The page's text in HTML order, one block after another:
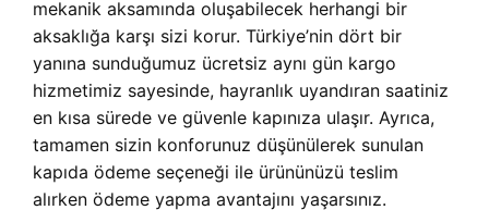
mekanik aksamında oluşabilecek herhangi bir
aksaklığa karşı sizi korur. Türkiye’nin dört bir
yanına sunduğumuz ücretsiz aynı gün kargo
hizmetimiz sayesinde, hayranlık uyandıran saatiniz
en kısa sürede ve güvenle kapınıza ulaşır. Ayrıca,
tamamen sizin konforunuz düşünülerek sunulan
kapıda ödeme seçeneği ile ürününüzü teslim
alırken ödeme yapma avantajını yaşarsınız.